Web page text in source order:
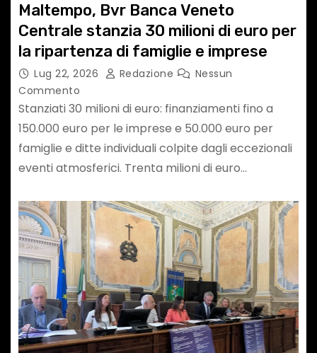
Maltempo, Bvr Banca Veneto
Centrale stanzia 30 milioni di euro per
la ripartenza di famiglie e imprese
Lug 22, 2026 Redazione
Nessun
Commento
Stanziati 30 milioni di euro: finanziamenti fino a
150.000 euro per le imprese e 50.000 euro per
famiglie e ditte individuali colpite dagli eccezionali
eventi atmosferici. Trenta milioni di euro…